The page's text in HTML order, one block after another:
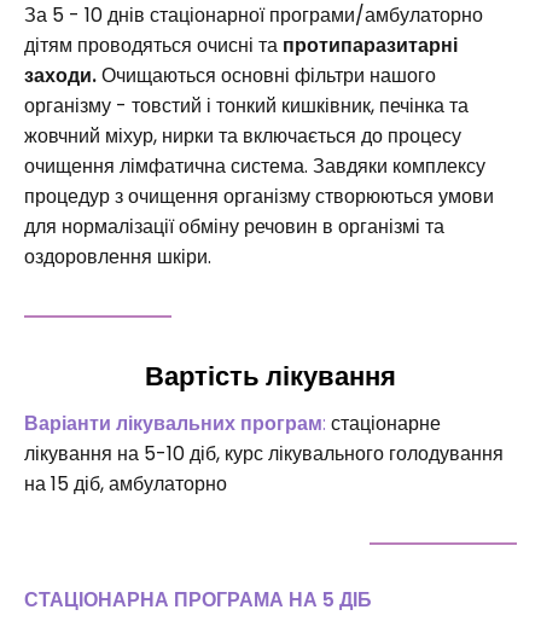
За 5 - 10 днів стаціонарної програми/амбулаторно
дітям проводяться очисні та протипаразитарні
заходи.Очищаються основні фільтри нашого
організму - товстий і тонкий кишківник, печінка та
жовчний міхур, нирки та включається до процесу
очищення лімфатична система. Завдяки комплексу
процедур з очищення організму створюються умови
для нормалізації обміну речовин в організмі та
оздоровлення шкіри.
Вартість лікування
Варіанти лікувальних програм: стаціонарне
лікування на 5-10 діб, курс лікувального голодування
на 15 діб, амбулаторно
СТАЦІОНАРНА ПРОГРАМА НА 5 ДІБ